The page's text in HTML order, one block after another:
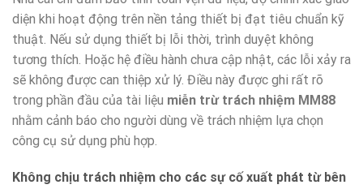
diện khi hoạt động trên nền tảng thiết bị đạt tiêu chuẩn kỹ
thuật. Nếu sử dụng thiết bị lỗi thời, trình duyệt không
tương thích. Hoặc hệ điều hành chưa cập nhật, các lỗi xảy ra
sẽ không được can thiệp xử lý. Điều này được ghi rất rõ
trong phần đầu của tài liệu miễn trừ trách nhiệm MM88
nhằm cảnh báo cho người dùng về trách nhiệm lựa chọn
công cụ sử dụng phù hợp.
Không chịu trách nhiệm cho các sự cố xuất phát từ bên